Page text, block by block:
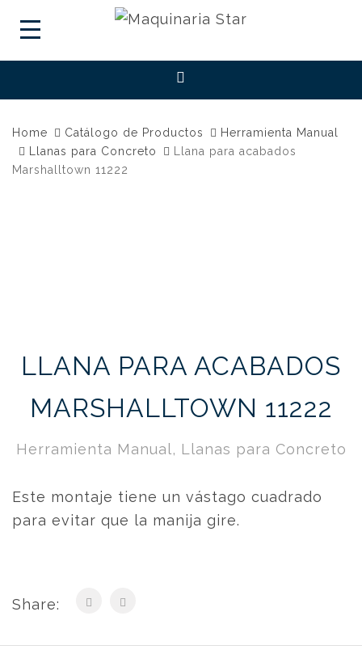
Home Catálogo de Productos
Herramienta Manual
Llanas para Concreto
Llana para acabados
Marshalltown 11222
LLANA PARA ACABADOS
MARSHALLTOWN 11222
Herramienta Manual, Llanas para Concreto
Este montaje tiene un vástago cuadrado
para evitar que la manija gire.
Share: